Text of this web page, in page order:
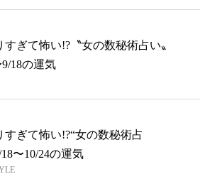
すぎて怖い!?〝女の数秘術占い〟
9/18の運気
すぎて怖い!?“女の数秘術占
18〜10/24の運気